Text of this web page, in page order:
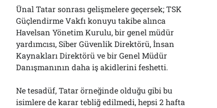
Ünal Tatar sonrası gelişmelere geçersek; TSK
Güçlendirme Vakfı konuyu takibe alınca
Havelsan Yönetim Kurulu, bir genel müdür
yardımcısı, Siber Güvenlik Direktörü, İnsan
Kaynakları Direktörü ve bir Genel Müdür
Danışmanının daha iş akidlerini feshetti.
Ne tesadüf, Tatar örneğinde olduğu gibi bu
isimlere de karar tebliğ edilmedi, hepsi 2 hafta